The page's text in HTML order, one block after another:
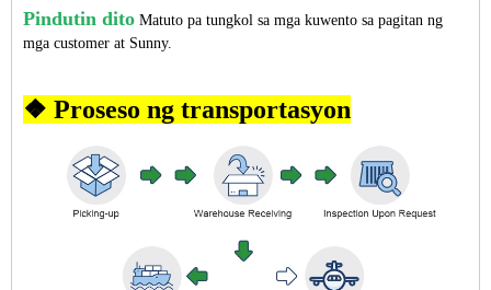
Pindutin dito Matuto pa tungkol sa mga kuwento sa pagitan ng
mga customer at Sunny.
❖ Proseso ng transportasyon